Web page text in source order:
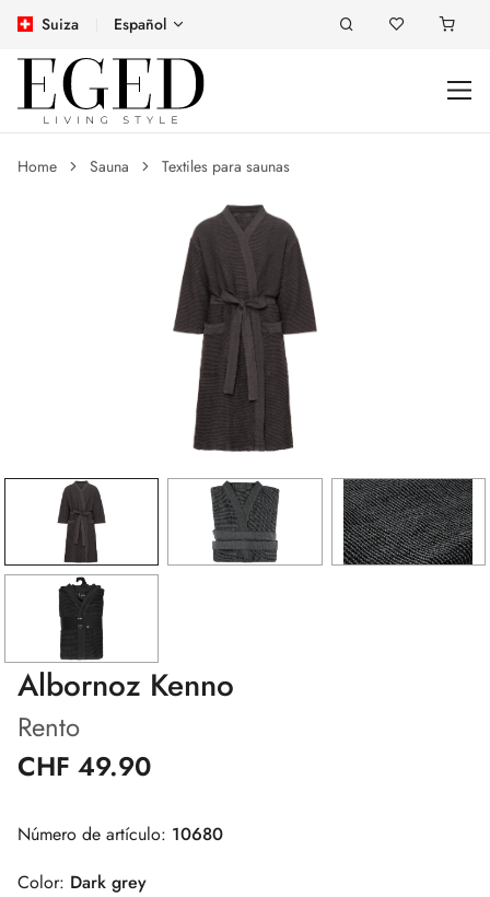
Suiza Español
Home Sauna Textiles para saunas
Albornoz Kenno
Rento
CHF 49.90
Número de artículo: 10680
Color: Dark grey